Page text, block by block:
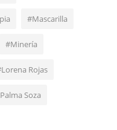
#Mascarilla
#Minería
Rojas
Soza